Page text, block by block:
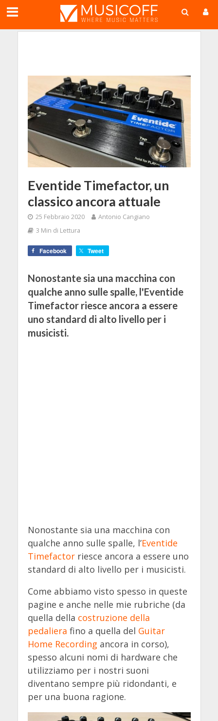
Eventide Timefactor, un
classico ancora attuale
25 Febbraio 2020
Antonio Cangiano
3 Min di Lettura
Facebook Tweet
Nonostante sia una macchina con
qualche anno sulle spalle, l'Eventide
Timefactor riesce ancora a essere
uno standard di alto livello per i
musicisti.
Nonostante sia una macchina con
qualche anno sulle spalle, l’Eventide
Timefactorriesce ancora a essere uno
standard di alto livello per i musicisti.
Come abbiamo visto spesso in queste
pagine e anche nelle mie rubriche (da
quella della costruzione della
pedaliera fino a quella del Guitar
Home Recording ancora in corso),
spesso alcuni nomi di hardware che
utilizziamo per i nostri suoni
diventano sempre più ridondanti, e
per una buona ragione.